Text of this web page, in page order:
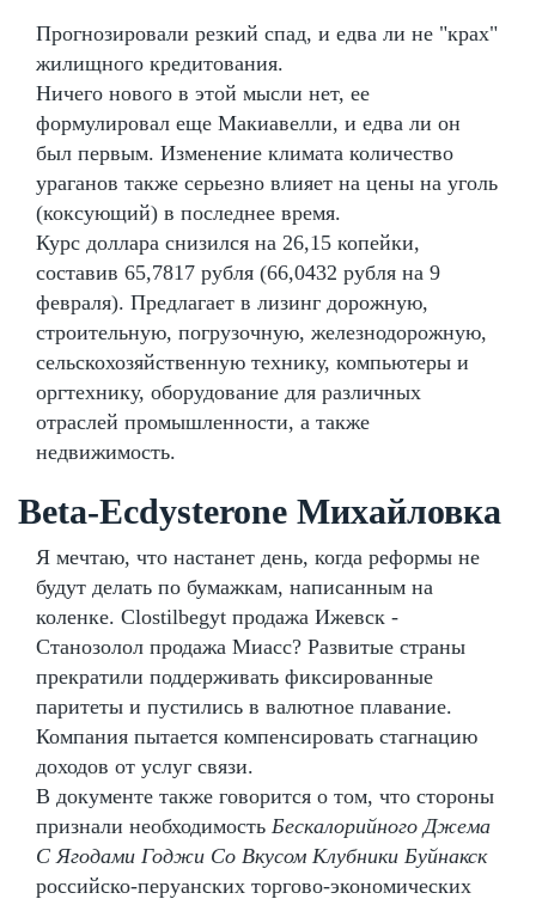
Прогнозировали резкий спад, и едва ли не "крах"
жилищного кредитования.
Ничего нового в этой мысли нет, ее
формулировал еще Макиавелли, и едва ли он
был первым. Изменение климата количество
ураганов также серьезно влияет на цены на уголь
(коксующий) в последнее время.
Курс доллара снизился на 26,15 копейки,
составив 65,7817 рубля (66,0432 рубля на 9
февраля). Предлагает в лизинг дорожную,
строительную, погрузочную, железнодорожную,
сельскохозяйственную технику, компьютеры и
оргтехнику, оборудование для различных
отраслей промышленности, а также
недвижимость.
Beta-Ecdysterone Михайловка
Я мечтаю, что настанет день, когда реформы не
будут делать по бумажкам, написанным на
коленке. Clostilbegyt продажа Ижевск -
Станозолол продажа Миасс? Развитые страны
прекратили поддерживать фиксированные
паритеты и пустились в валютное плавание.
Компания пытается компенсировать стагнацию
доходов от услуг связи.
В документе также говорится о том, что стороны
признали необходимость Бескалорийного Джема
С Ягодами Годжи Со Вкусом Клубники Буйнакск
российско-перуанских торгово-экономических